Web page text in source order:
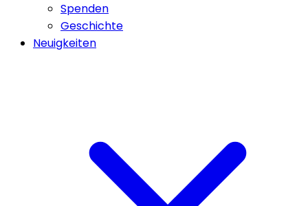
Spenden
Geschichte
Neuigkeiten